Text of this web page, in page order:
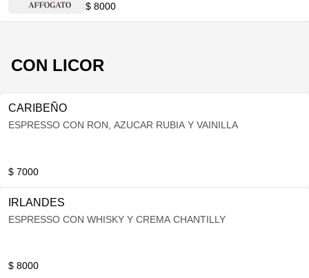
$ 8000
CON LICOR
CARIBEÑO
ESPRESSO CON RON, AZUCAR RUBIA Y VAINILLA
$ 7000
IRLANDES
ESPRESSO CON WHISKY Y CREMA CHANTILLY
$ 8000